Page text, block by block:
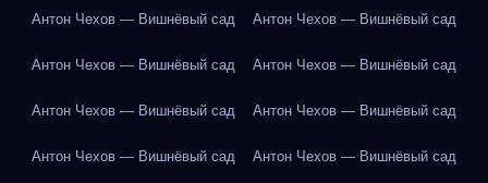
Антон Чехов — Вишнёвый сад Антон Чехов — Вишнёвый сад
Антон Чехов — Вишнёвый сад Антон Чехов — Вишнёвый сад
Антон Чехов — Вишнёвый сад Антон Чехов — Вишнёвый сад
Антон Чехов — Вишнёвый сад Антон Чехов — Вишнёвый сад